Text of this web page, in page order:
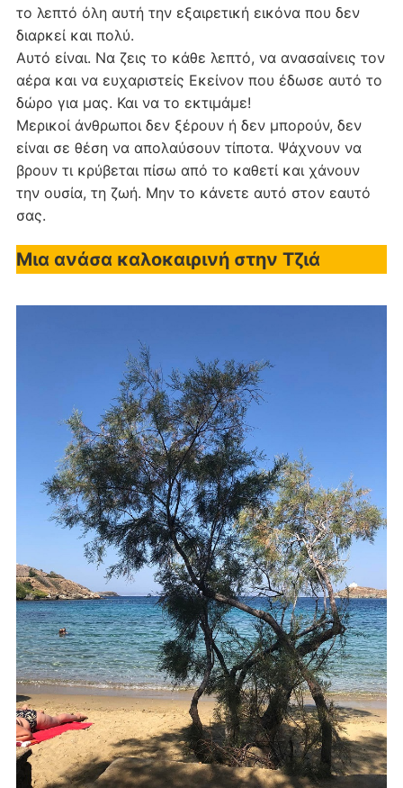
το λεπτό όλη αυτή την εξαιρετική εικόνα που δεν
διαρκεί και πολύ.
Αυτό είναι. Να ζεις το κάθε λεπτό, να ανασαίνεις τον
αέρα και να ευχαριστείς Εκείνον που έδωσε αυτό το
δώρο για μας. Και να το εκτιμάμε!
Μερικοί άνθρωποι δεν ξέρουν ή δεν μπορούν, δεν
είναι σε θέση να απολαύσουν τίποτα. Ψάχνουν να
βρουν τι κρύβεται πίσω από το καθετί και χάνουν
την ουσία, τη ζωή. Μην το κάνετε αυτό στον εαυτό
σας.
Μια ανάσα καλοκαιρινή στην Τζιά